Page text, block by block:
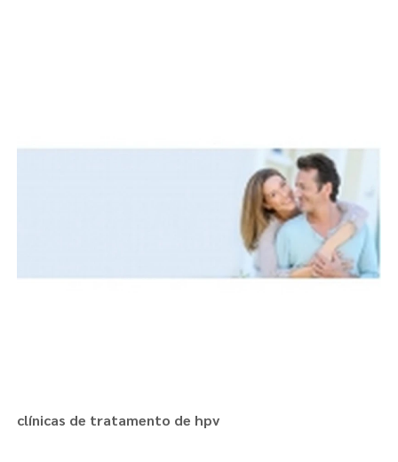
clínicas de tratamento de hpv